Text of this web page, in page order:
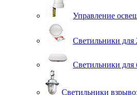
Управление
Светильники
Светильники для
Светильники